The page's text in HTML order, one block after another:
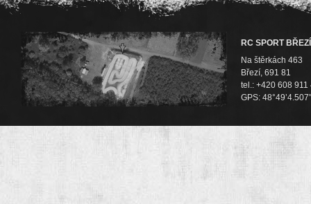
RC SPORT BŘEZÍ
Na štěrkách 463
Březí, 691 81
tel.: +420 608 911
GPS: